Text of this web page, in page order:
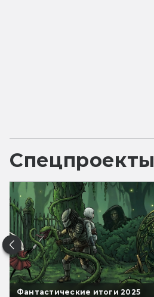
Спецпроекты
Фантастические итоги 2025